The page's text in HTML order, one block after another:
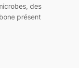
des
présent